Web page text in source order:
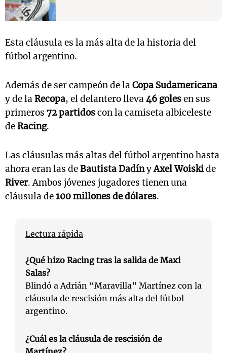
Esta cláusula es la más alta de la historia del
fútbol argentino.
Además de ser campeón de laCopa Sudamericana
y de laRecopa, el delantero lleva46 golesen sus
primeros 72 partidoscon la camiseta albiceleste
deRacing.
Las cláusulas más altas del fútbol argentino hasta
ahora eran las deBautista DadínyAxel Woiskide
River. Ambos jóvenes jugadores tienen una
cláusula de100 millones de dólares.
Lectura rápida
¿Qué hizo Racing tras la salida de Maxi
Salas?
Blindó a Adrián “Maravilla” Martínez con la
cláusula de rescisión más alta del fútbol
argentino.
¿Cuál es la cláusula de rescisión de